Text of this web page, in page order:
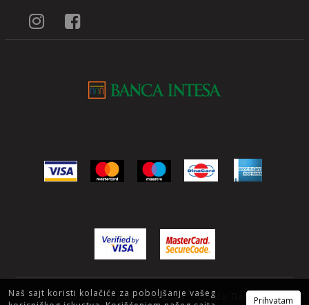
© Sva prava zadržana 2025. - Obuća RašaPrihvatam
Naš sajt koristi kolačiće za poboljšanje vašeg